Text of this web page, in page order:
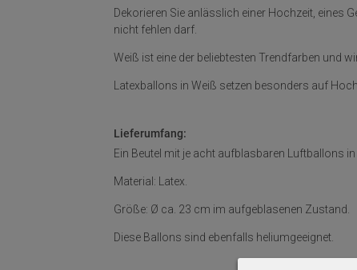
Dekorieren Sie anlässlich einer Hochzeit, eines
nicht fehlen darf.
Weiß ist eine der beliebtesten Trendfarben und
Latexballons in Weiß setzen besonders auf
Lieferumfang:
Ein Beutel mit je acht aufblasbaren Luftballons in
Material: Latex.
Größe: Ø ca. 23 cm im aufgeblasenen Zustand.
Diese Ballons sind ebenfalls heliumgeeignet.